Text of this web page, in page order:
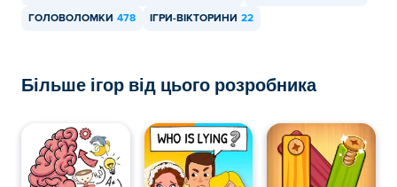
ГОЛОВОЛОМКИ 478 ІГРИ-ВІКТОРИНИ 22
Більше ігор від цього розробника